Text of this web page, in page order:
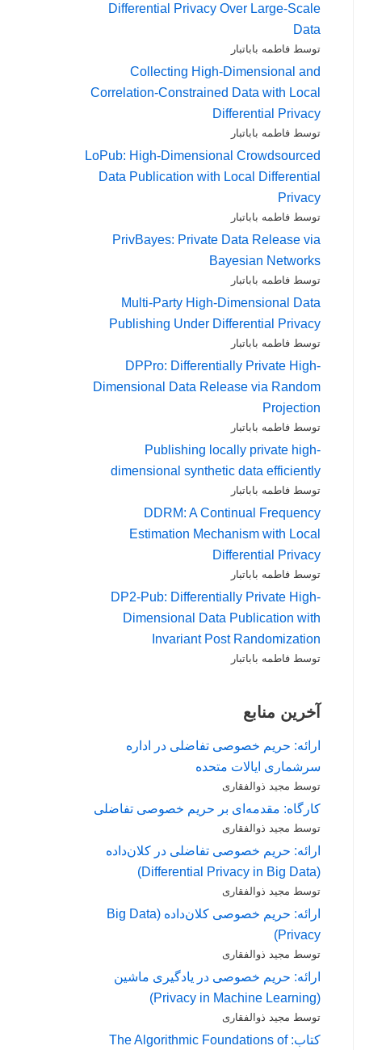
Differential Privacy Over Large-Scale
Data
توسط فاطمه باباتبار
Collecting High-Dimensional and
Correlation-Constrained Data with Local
Differential Privacy
توسط فاطمه باباتبار
LoPub: High-Dimensional Crowdsourced
Data Publication with Local Differential
Privacy
توسط فاطمه باباتبار
PrivBayes: Private Data Release via
Bayesian Networks
توسط فاطمه باباتبار
Multi-Party High-Dimensional Data
Publishing Under Differential Privacy
توسط فاطمه باباتبار
DPPro: Differentially Private High-
Dimensional Data Release via Random
Projection
توسط فاطمه باباتبار
Publishing locally private high-
dimensional synthetic data efficiently
توسط فاطمه باباتبار
DDRM: A Continual Frequency
Estimation Mechanism with Local
Differential Privacy
توسط فاطمه باباتبار
DP2-Pub: Differentially Private High-
Dimensional Data Publication with
Invariant Post Randomization
توسط فاطمه باباتبار
آخرین منابع
ارائه: حریم خصوصی تفاضلی در اداره
سرشماری ایالات متحده
توسط مجید ذوالفقاری
کارگاه: مقدمه‌ای بر حریم خصوصی تفاضلی
توسط مجید ذوالفقاری
ارائه: حریم خصوصی تفاضلی در کلان‌داده
(Differential Privacy in Big Data)
توسط مجید ذوالفقاری
ارائه: حریم خصوصی کلان‌داده (Big Data
Privacy)
توسط مجید ذوالفقاری
ارائه: حریم خصوصی در یادگیری ماشین
(Privacy in Machine Learning)
توسط مجید ذوالفقاری
کتاب: The Algorithmic Foundations of